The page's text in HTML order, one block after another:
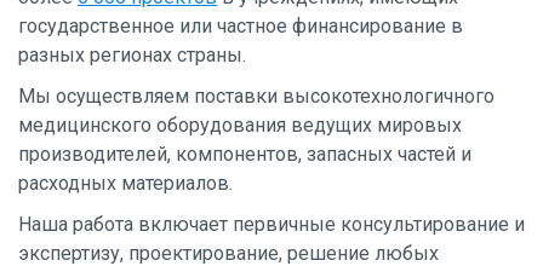
государственное или частное финансирование в
разных регионах страны.
Мы осуществляем поставки высокотехнологичного
медицинского оборудования ведущих мировых
производителей, компонентов, запасных частей и
расходных материалов.
Наша работа включает первичные консультирование и
экспертизу, проектирование, решение любых